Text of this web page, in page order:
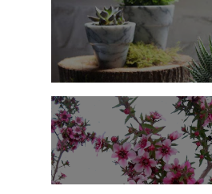
10 Novos Vasinhos
Decoração - Parte 1
Érica Japonesa -
Aprenda a Cultivar